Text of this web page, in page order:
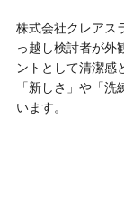
株式会社クレアス
っ越し検討者が外
ントとして清潔感
「新しさ」や「
います。